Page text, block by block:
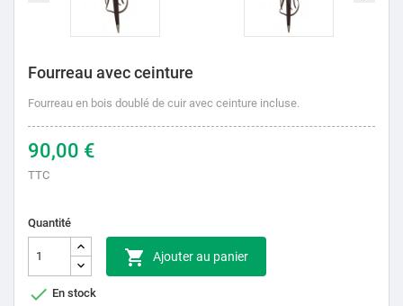
Fourreau avec ceinture
Fourreau en bois doublé de cuir avec ceinture incluse.
90,00 €
TTC
Quantité
 Ajouter au panier
 En stock